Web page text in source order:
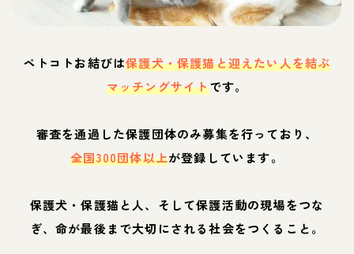
ペトコトお結びは保護犬・保護猫と迎えたい人を結ぶ
マッチングサイトです。
審査を通過した保護団体のみ募集を行っており、
全国300団体以上が登録しています。
保護犬・保護猫と人、そして保護活動の現場をつな
ぎ、命が最後まで大切にされる社会をつくること。